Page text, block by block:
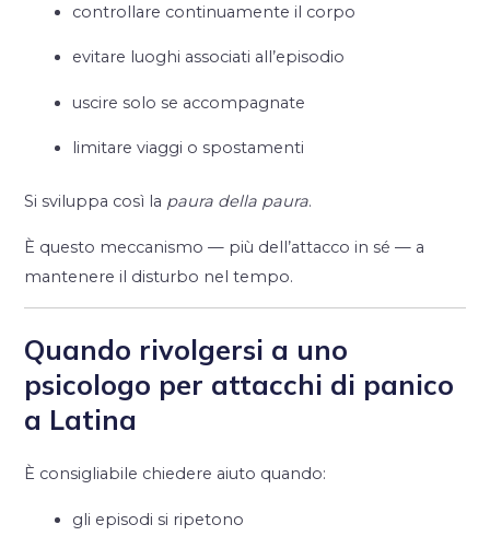
controllare continuamente il corpo
evitare luoghi associati all’episodio
uscire solo se accompagnate
limitare viaggi o spostamenti
Si sviluppa così la paura della paura.
È questo meccanismo — più dell’attacco in sé — a
mantenere il disturbo nel tempo.
Quando rivolgersi a uno
psicologo per attacchi di panico
a Latina
È consigliabile chiedere aiuto quando:
gli episodi si ripetono